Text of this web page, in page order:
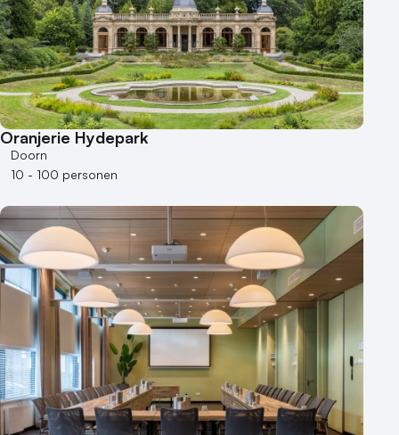
50 - 100 personen
100 - 250 personen
250 - 500 personen
500+ personen
Bijzondere locaties
Buitenlocatie
Duurzame locatie
Heisessie
Hotel
Hybride events
Industriële locatie
Kasteel en landgoed
Kleine / intieme locatie
Locaties aan zee
Museum
Theater
Oranjerie Hydepark
Doorn
10 - 100 personen